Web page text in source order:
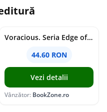
Voracious. Seria Edge of Darkness Vol.2
44.60 RON
Vezi detalii
Vânzător: BookZone.ro